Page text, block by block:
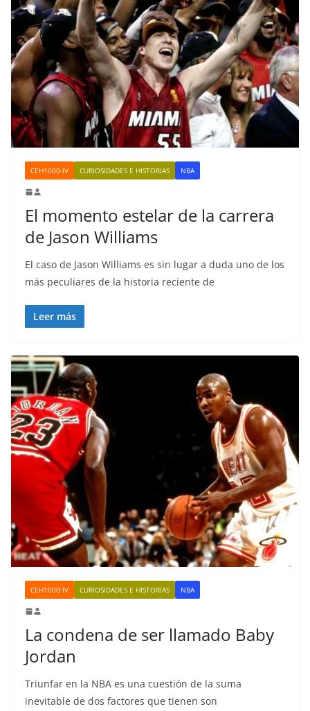
CEH1000-IV CURIOSIDADES E HISTORIAS NBA
El momento estelar de la carrera
de Jason Williams
El caso de Jason Williams es sin lugar a duda uno de los
más peculiares de la historia reciente de
Leer más
CEH1000-IV CURIOSIDADES E HISTORIAS NBA
La condena de ser llamado Baby
Jordan
Triunfar en la NBA es una cuestión de la suma
inevitable de dos factores que tienen son